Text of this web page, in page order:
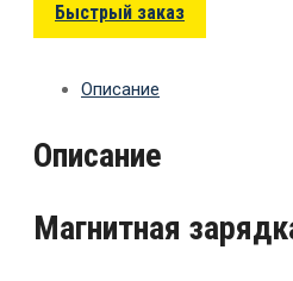
Быстрый заказ
Описание
Описание
Магнитная